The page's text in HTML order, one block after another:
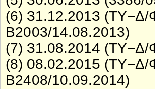
(6) 31.12.2013 (ΤΥ−Δ/
Β2003/14.08.2013)
(7) 31.08.2014 (ΤΥ−Δ/
(8) 08.02.2015 (ΤΥ−Δ/
Β2408/10.09.2014)